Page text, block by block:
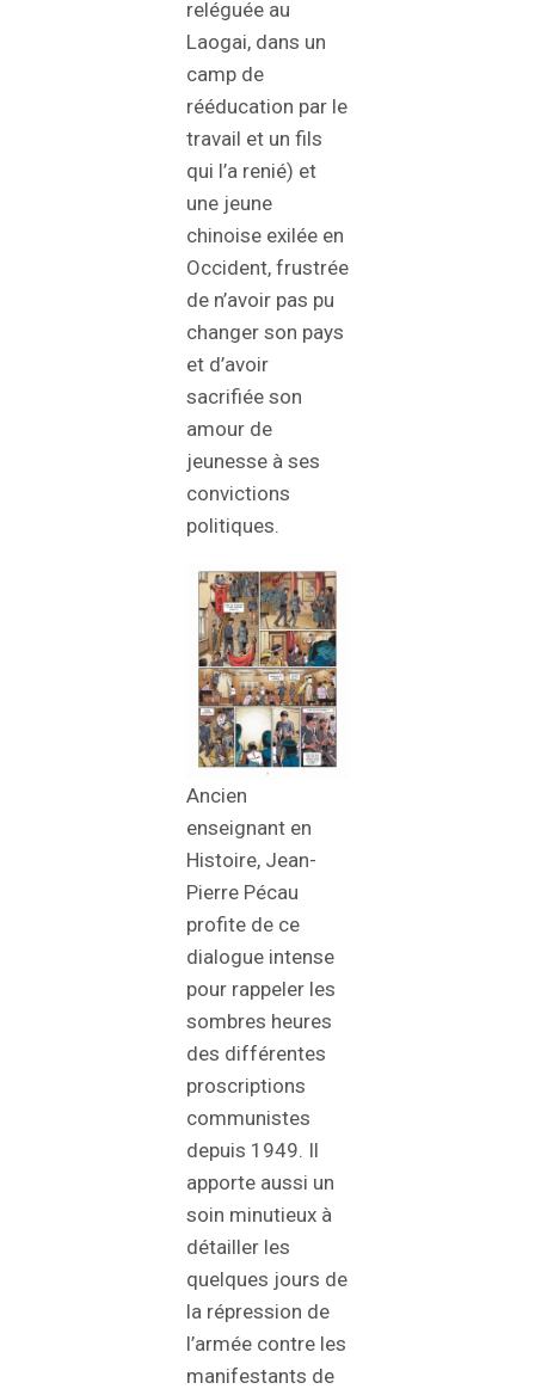
reléguée au
Laogai, dans un
camp de
rééducation par le
travail et un fils
qui l’a renié) et
une jeune
chinoise exilée en
Occident, frustrée
de n’avoir pas pu
changer son pays
et d’avoir
sacrifiée son
amour de
jeunesse à ses
convictions
politiques.
Ancien
enseignant en
Histoire, Jean-
Pierre Pécau
profite de ce
dialogue intense
pour rappeler les
sombres heures
des différentes
proscriptions
communistes
depuis 1949. Il
apporte aussi un
soin minutieux à
détailler les
quelques jours de
la répression de
l’armée contre les
manifestants de